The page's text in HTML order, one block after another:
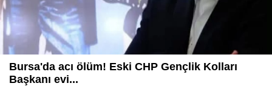
Bursa'da acı ölüm! Eski CHP Gençlik Kolları
Başkanı evi...